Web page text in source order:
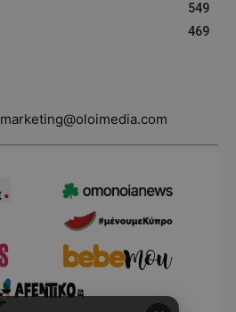
549
469
marketing@oloimedia.com